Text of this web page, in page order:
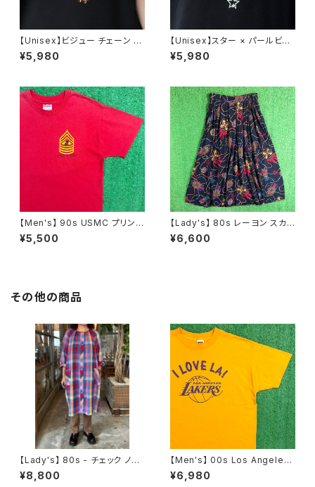
【Unisex】ビジュー チェーン ブ
レスレット / 古着 アクセサリー
N0737
¥5,980
【Unisex】スター × パールビー
ズ チャーム チェーン ブレスレッ
ト / 古着 アクセサリー N1109
¥5,980
【Men's】 90s USMC プリント
Tシャツ / アメリカ製 USA製 9
0年代 ティーシャツ T-Shirt 古
¥5,500
【Lady's】 80s レーヨン スカ
ーフ柄 スカート / 80年代 古着
レディース 総柄 2266
¥6,600
その他の商品
【Lady's】 80s - チェック ノー
カラー シャツ ワンピース / アメ
リカ製 USA製 80年代 古着 レ
¥8,800
【Men's】 00s Los Angeles
Lakers KCAL9 Tシャツ / NB
A ティーシャツ T-Shirt 古着 2
¥6,980